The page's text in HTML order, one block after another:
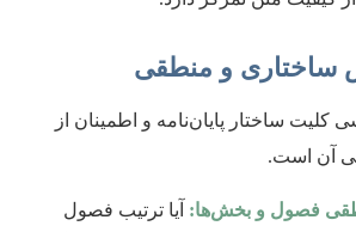
ساختاری و منطقی
کلیت ساختار پایان‌نامه و اطمینان از
آن است.
فصول و بخش‌ها: آیا ترتیب فصول